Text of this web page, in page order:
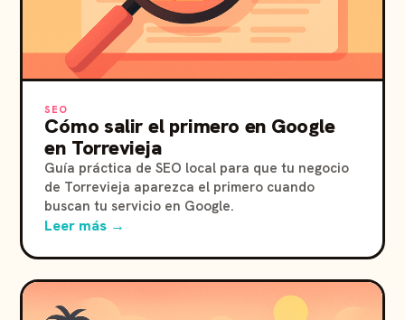
SEO
Cómo salir el primero en Google
en Torrevieja
Guía práctica de SEO local para que tu negocio
de Torrevieja aparezca el primero cuando
buscan tu servicio en Google.
Leer más →